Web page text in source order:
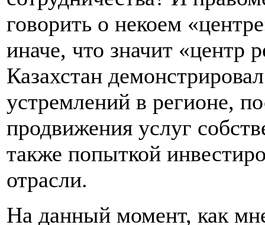
говорить о некоем
иначе, что значит «центр
Казахстан
устремлений в регионе,
продвижения услуг
также попыткой
отрасли.
На данный момент, как